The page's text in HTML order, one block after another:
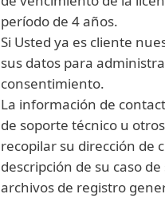
período de 4 años.
Si Usted ya es cliente
sus datos para
consentimiento.
La información de
de soporte técnico u
recopilar su dirección de
descripción de su caso
archivos de registro